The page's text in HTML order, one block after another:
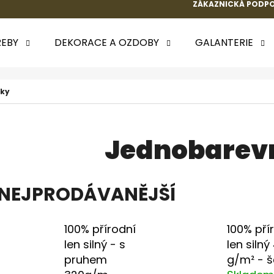
ZÁKAZNICKÁ
DEKORACE A OZDOBY GALANTERIE
100% přírodní
len silný - s
pruhem
100%
len silný
g/m² -
DOPORUČUJEME